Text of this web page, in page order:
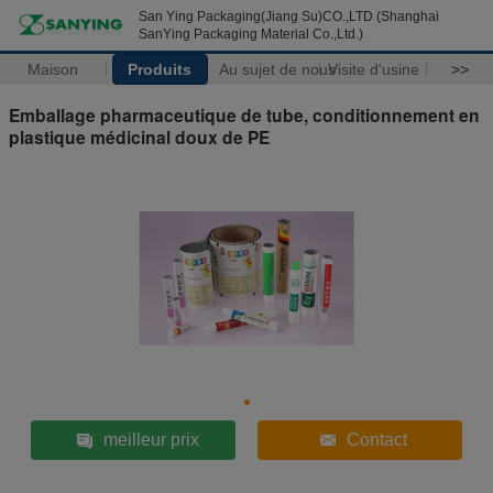
San Ying Packaging(Jiang Su)CO.,LTD (Shanghai
SanYing Packaging Material Co.,Ltd.)
Maison Produits Au sujet de nousVisite d'usine >>
Emballage pharmaceutique de tube, conditionnement en
plastique médicinal doux de PE
meilleur prix Contact